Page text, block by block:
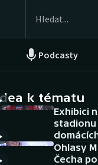
Podcasty
NEPŘEHLÉDNĚTE
Historické
Aplikace ČT sport
k tématu
Exhibici
stadionu
Ohlasy
Čecha